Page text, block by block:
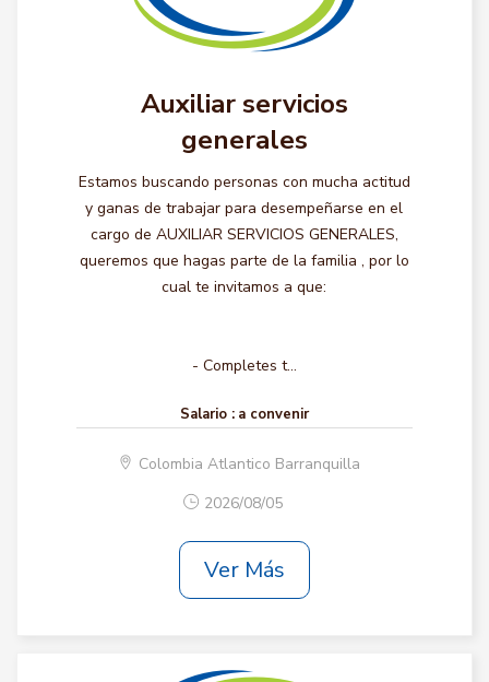
Auxiliar servicios
generales
Estamos buscando personas con mucha actitud
y ganas de trabajar para desempeñarse en el
cargo de AUXILIAR SERVICIOS GENERALES,
queremos que hagas parte de la familia , por lo
cual te invitamos a que:
- Completes t...
Salario : a convenir
Colombia Atlantico Barranquilla
2026/08/05
Ver Más